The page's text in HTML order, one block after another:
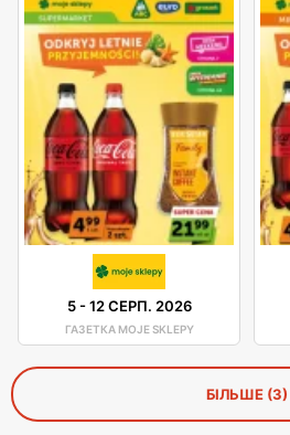
5-12 СЕРП. 2026
ГАЗЕТКА MOJE SKLEPY
БІЛЬШЕ (3)